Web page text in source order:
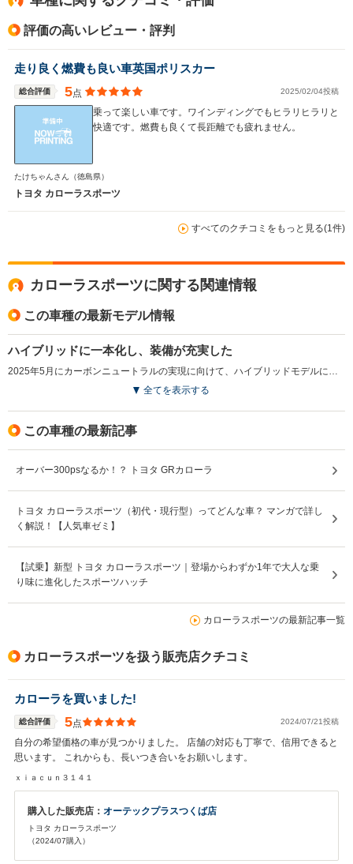
サイズ
(全長x全幅x全高)
駆動方式
1.44m
全幅
1.75m
4.5m
34.0km/L
└高速道路:17.6～
FF、4WD
28.1km/L
33.1km/L
└高速道路:17.6～
28.2km/L
FF、4WD
9.0km/L
12.8km/L
評価の高いレビュー・評判
走り良く燃費も良い車英国ポリスカー
総合評価 5点 2025/02/04投稿
乗って楽しい車です。ワインディングでもヒラリヒラリと
快適です。燃費も良くて長距離でも疲れません。
たけちゃんさん （徳島県）
トヨタ カローラスポーツ
すべてのクチコミをもっと見る(1件)
カローラスポーツに関する関連情報
この車種の最新モデル情報
ハイブリッドに一本化し、装備が充実した
2025年5月にカーボンニュートラルの実現に向けて、ハイブリッドモデルに一本化される一部改良を行った。従来はメーカーオプションだった機能や装備が標準設定となり、商品力も向上している。G Zグレードに、ドライブレコーダーやバックガイドモニター、ブラインドスポットモニター、パーキングサポートブレーキ、デジタルキーやディスプレイオーディオplusが標準装備となり、Gグレードにブラインドスポットモニター、パーキングサポートブレーキ、16インチアルミホイールやLEDフォグランプなどが追加され、利便性が高められている。また、アクセサリーコンセント選択時には給電アタッチメントが標準装備された。（2025.5）
全てを表示する
この車種の最新記事
オーバー300psなるか！？ トヨタ GRカローラ
トヨタ カローラスポーツ（初代・現行型）ってどんな車？ マンガで詳し
く解説！【人気車ゼミ】
【試乗】新型 トヨタ カローラスポーツ｜登場からわずか1年で大人な乗
り味に進化したスポーツハッチ
カローラスポーツの最新記事一覧
カローラスポーツを扱う販売店クチコミ
カローラを買いました!
総合評価 5点 2024/07/21投稿
自分の希望価格の車が見つかりました。 店舗の対応も丁寧で、信用できると
思います。 これからも、長いつき合いをお願いします。
ｘｉａｃｕｎ３１４１
購入した販売店： オーテックプラスつくば店
トヨタ カローラスポーツ
（2024/07購入）